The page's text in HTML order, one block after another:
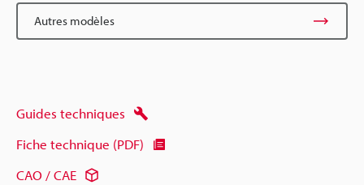
Autres modèles
Guides techniques
Fiche technique (PDF)
CAO / CAE